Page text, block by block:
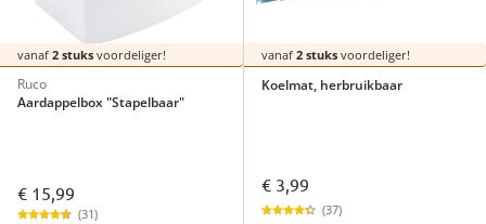
vanaf 2 stuks voordeliger!
Ruco
Aardappelbox "Stapelbaar"
€ 15,99
(31)
vanaf 2 stuksvoordeliger!
Koelmat, herbruikbaar
€ 3,99
(37)